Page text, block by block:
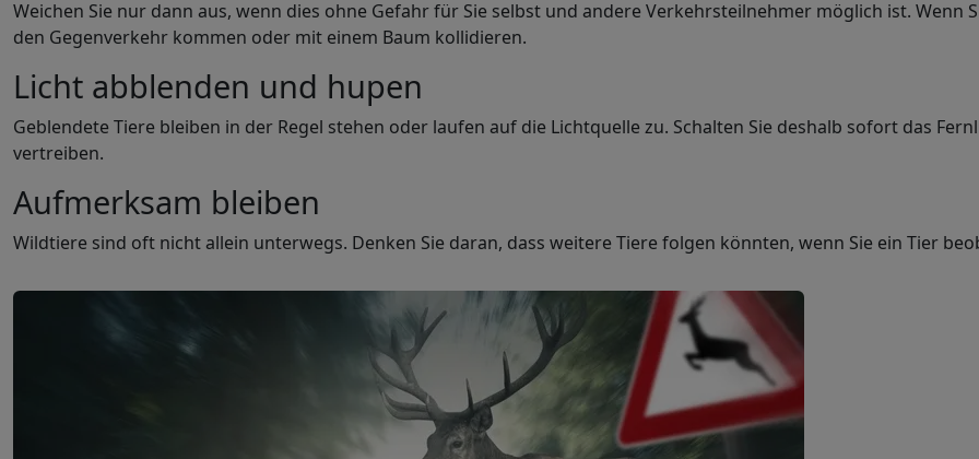
Weichen Sie nur dann aus, wenn dies ohne Gefahr für Sie selbst und andere Verkehrsteilnehmer möglich ist.
den Gegenverkehr kommen oder mit einem Baum kollidieren.
Licht abblenden und hupen
Geblendete Tiere bleiben in der Regel stehen oder laufen auf die Lichtquelle zu. Schalten Sie deshalb sofort das
vertreiben.
Aufmerksam bleiben
Wildtiere sind oft nicht allein unterwegs. Denken Sie daran, dass weitere Tiere folgen könnten, wenn Sie ein Tier